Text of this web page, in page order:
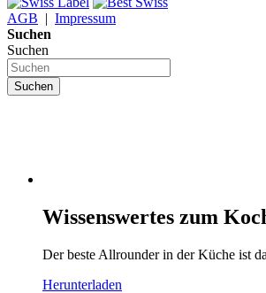
AGB | Impressum
Suchen
Suchen
Suchen
Wissenswertes zum
Der beste Allrounder in der Küche ist
Herunterladen